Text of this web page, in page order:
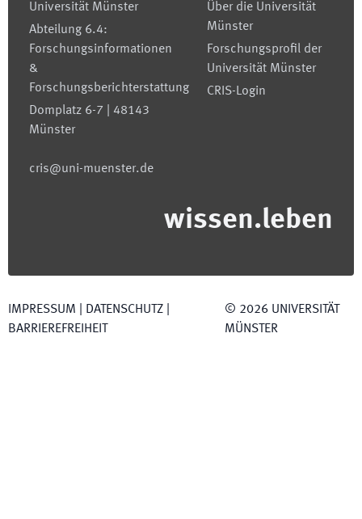
Universität Münster
Abteilung 6.4:
Forschungsinformationen
&
Forschungsberichterstattung
Domplatz 6-7 | 48143
Münster
cris@uni-muenster.de
Über die Universität
Münster
Forschungsprofil der
Universität Münster
CRIS-Login
wissen.leben
IMPRESSUM DATENSCHUTZ
BARRIEREFREIHEIT
© 2026 UNIVERSITÄT
MÜNSTER